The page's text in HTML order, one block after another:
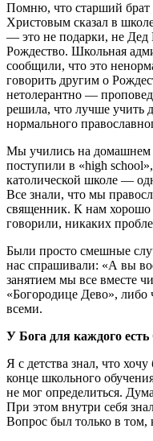
Помню, что старший брат
Христовым сказал в
— это не подарки, не Дед
Рождество. Школьная
сообщили, что это
говорить другим о
нетолерантно —
решила, что лучше учить
нормального
Мы учились на домашнем
поступили в «high
католической школе —
Все знали, что мы
священник. К нам хорошо
говорили, никаких
Были просто смешные
нас спрашивали: «А вы
занятием мы все вместе
«Богородице Дево», либо
всеми.
У Бога для каждого
Я с детства знал, что
конце школьного
не мог определиться.
При этом внутри себя
Вопрос был только в том,